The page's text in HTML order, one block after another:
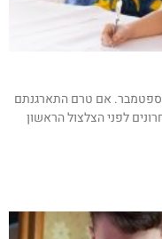
אמורים לשוב לשגרת לימודים ב־1 בספטמבר. אם טרם התארגנתם
לפני הצלצול הראשון